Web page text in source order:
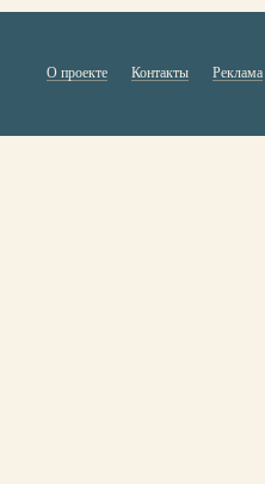
О проекте Контакты Реклама